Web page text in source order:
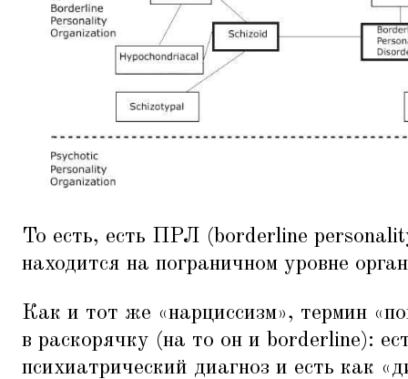
То есть, есть ПРЛ (borderline
находится на пограничном уровне
Как и тот же «нарциссизм», термин «
в раскорячку (на то он и borderline):
психиатрический диагноз и есть как «